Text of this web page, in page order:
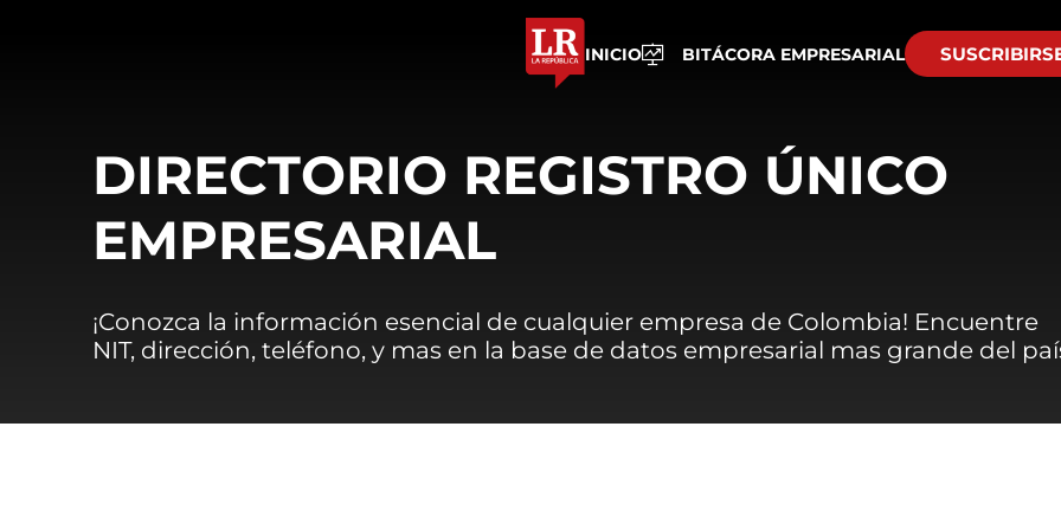
INICIO BITÁCORA EMPRESARIAL
DIRECTORIO REGISTRO ÚNICO
EMPRESARIAL
¡Conozca la información esencial de cualquier empresa de Colombia! Encuentre
NIT, dirección, teléfono, y mas en la base de datos empresarial mas grande del